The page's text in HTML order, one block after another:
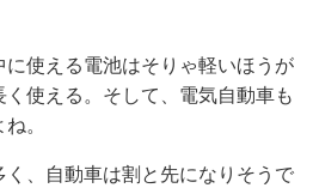
使える電池はそりゃ軽いほうが
使える。そして、電気自動車も
。
く、自動車は割と先になりそうで